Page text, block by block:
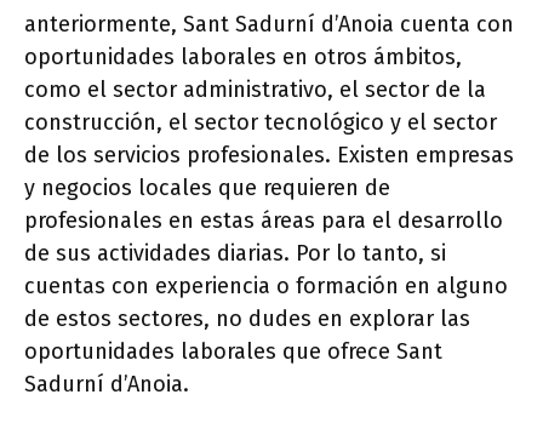
anteriormente, Sant Sadurní d’Anoia cuenta con
oportunidades laborales en otros ámbitos,
como el sector administrativo, el sector de la
construcción, el sector tecnológico y el sector
de los servicios profesionales. Existen empresas
y negocios locales que requieren de
profesionales en estas áreas para el desarrollo
de sus actividades diarias. Por lo tanto, si
cuentas con experiencia o formación en alguno
de estos sectores, no dudes en explorar las
oportunidades laborales que ofrece Sant
Sadurní d’Anoia.